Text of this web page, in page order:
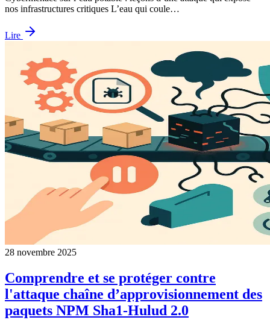
nos infrastructures critiques L’eau qui coule…
Lire
28 novembre 2025
Comprendre et se protéger contre
l'attaque chaîne d’approvisionnement des
paquets NPM Sha1-Hulud 2.0